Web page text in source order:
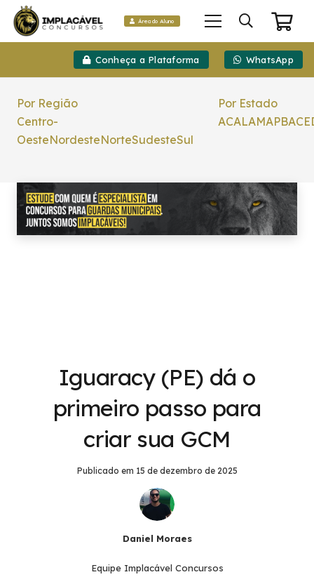
Área do Aluno
Conheça a Plataforma WhatsApp
Por Região
Centro-
OesteNordesteNorteSudesteSul
Por Estado
ACALAMAPBACE
Iguaracy (PE) dá o
primeiro passo para
criar sua GCM
Publicado em 15 de dezembro de 2025
Daniel Moraes
Equipe Implacável Concursos